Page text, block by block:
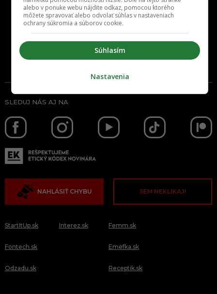
Inzercia Cenník
SLEDUJ NÁS AJ NA
NAHLÁSIŤ CHYBU SEM NEKLIKAJ!
StartItUp.sk
Fontech.sk
Odzadu.sk
Interez.sk Femm.sk
Emefka.sk
Receptik.sk
alebo v ponuke webu nájdite odkaz, pomocou ktorého
môžete spravovať alebo odvolať súhlas v nastaveniach
ochrany súkromia a súborov cookie.
Súhlasím
Nastavenia